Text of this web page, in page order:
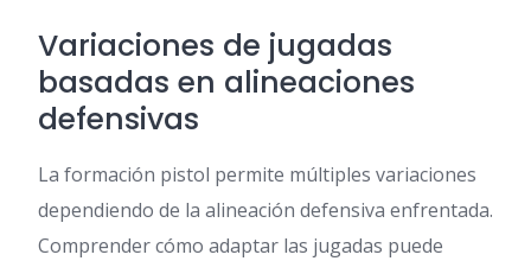
Variaciones de jugadas
basadas en alineaciones
defensivas
La formación pistol permite múltiples variaciones
dependiendo de la alineación defensiva enfrentada.
Comprender cómo adaptar las jugadas puede